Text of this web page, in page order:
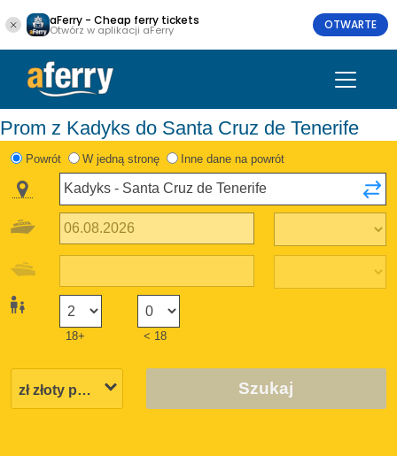
aFerry - Cheap ferry tickets
Otwórz w aplikacji aFerry OTWARTE
Prom z Kadyks do Santa Cruz de Tenerife
Powrót W jedną stronę Inne dane na powrót
18+ < 18
Szukaj